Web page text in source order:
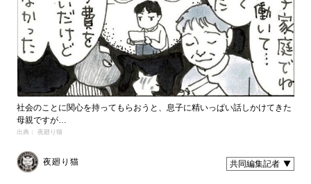
社会のことに関心を持ってもらおうと、息子に精いっぱい話しかけてきた
母親ですが…
出典： 夜廻り猫
夜廻り猫 共同編集記者